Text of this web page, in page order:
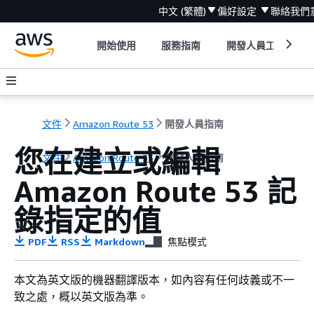
中文 (繁體) 偏好設定 聯絡我們
開始使用 服務指南 開發人員工具
文件 Amazon Route 53 開發人員指南
文件 Amazon Route 53 開發人員指南
您在建立或編輯
Amazon Route 53 記
錄指定的值
PDF RSS Markdown 焦點模式
本文為英文版的機器翻譯版本，如內容有任何歧義或不一
致之處，概以英文版為準。